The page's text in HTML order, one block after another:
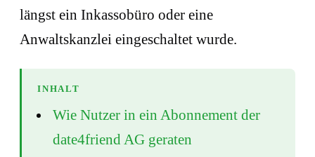
längst ein Inkassobüro oder eine
Anwaltskanzlei eingeschaltet wurde.
INHALT
Wie Nutzer in ein Abonnement der
date4friend AG geraten